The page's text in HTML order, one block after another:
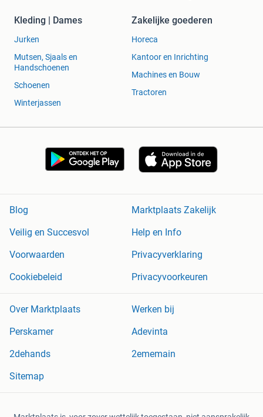
Kleding | Dames
Jurken
Mutsen, Sjaals en
Handschoenen
Schoenen
Winterjassen
Zakelijke goederen
Horeca
Kantoor en Inrichting
Machines en Bouw
Tractoren
Blog
Marktplaats Zakelijk
Veilig en Succesvol
Help en Info
Voorwaarden
Privacyverklaring
Cookiebeleid
Privacyvoorkeuren
Over Marktplaats
Werken bij
Perskamer
Adevinta
2dehands
2ememain
Sitemap